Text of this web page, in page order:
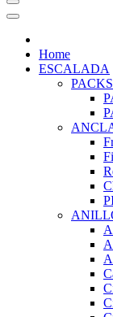
Home
ESCALADA